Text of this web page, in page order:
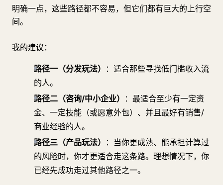
明确一点，这些路径都不容易，但它们都有巨大的上行空
间。
我的建议：
路径一（分发玩法）
：适合那些寻找低门槛收入流
的人。
路径二（咨询/中小企业）
：最适合至少有一定资
金、一定技能（或愿意外包）、并且最好有销售/
商业经验的人。
路径三（产品玩法）
：当你更成熟、能承担计算过
的风险时，你才更适合走这条路。理想情况下，你
已经先成功走过其他路径之一。